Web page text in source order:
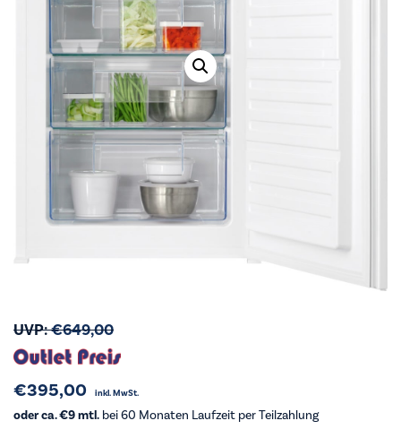
UVP:€649,00
€395,00 inkl. MwSt.
oder ca. €9 mtl. bei 60 Monaten Laufzeit per Teilzahlung